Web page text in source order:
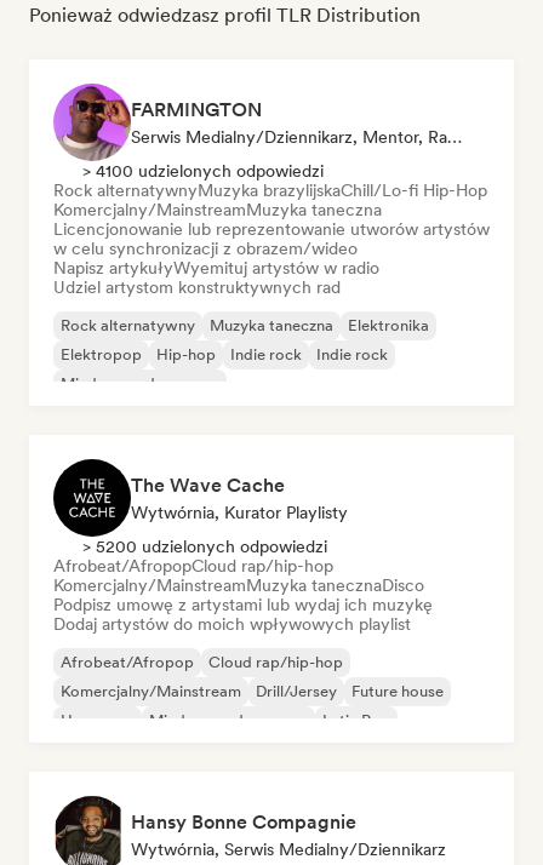
Ponieważ odwiedzasz profil TLR Distribution
FARMINGTON
Serwis Medialny/Dziennikarz, Mentor, Radio Station, Kierownik Ds. Synchronizacji
> 4100 udzielonych odpowiedzi
Rock alternatywnyMuzyka brazylijskaChill/Lo-fi Hip-Hop
Komercjalny/MainstreamMuzyka taneczna
Licencjonowanie lub reprezentowanie utworów artystów
w celu synchronizacji z obrazem/wideo
Napisz artykułyWyemituj artystów w radio
Udziel artystom konstruktywnych rad
Rock alternatywny Muzyka taneczna
Elektronika
Elektropop
Hip-hop Indie rock
Indie rock
Międzynarodowy pop
The Wave Cache
Wytwórnia, Kurator Playlisty
> 5200 udzielonych odpowiedzi
Afrobeat/AfropopCloud rap/hip-hop
Komercjalny/MainstreamMuzyka tanecznaDisco
Podpisz umowę z artystami lub wydaj ich muzykę
Dodaj artystów do moich wpływowych playlist
Afrobeat/Afropop
Cloud rap/hip-hop
Komercjalny/Mainstream
Drill/Jersey
Future house
Hyperpop
Międzynarodowy pop Latin Pop
Hansy Bonne Compagnie
Wytwórnia, Serwis Medialny/Dziennikarz